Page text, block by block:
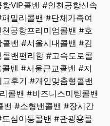
VIP콜밴 #인천공항신속
밀리콜밴 #단체가족여
공항프리미엄콜밴 #호
밴 #서울시내콜밴 #김
밴편리함 #고속도로콜
밴 #서울근교콜밴 #지
후기 #개인맞춤형콜밴
콜밴 #비즈니스미팅콜밴
밴 #소형밴콜밴 #장시간
심이동콜밴 #관광용콜